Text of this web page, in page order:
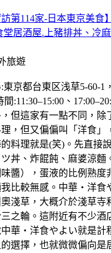
訪第114家-日本東京美食
堂居酒屋.上豬排丼、冷
旅遊
京都台東区浅草5-60-1
:11:30–15:00、
但這家有一點不同，除
，但又偏偏叫「洋食」
料理就是(笑)。先直接
丼、炸餛飩、麻婆涼麵
醬），蛋液的比例熟度
比較無感。中華・洋食
淺草，大概介於淺草寺
之輪。這附近有不少酒
華・洋食やよい就是計
選擇，也就微微偏向是